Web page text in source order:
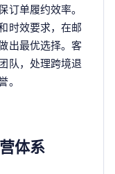
单履约效率。
时效要求，在邮
出最优选择。客
队，处理跨境退
体系